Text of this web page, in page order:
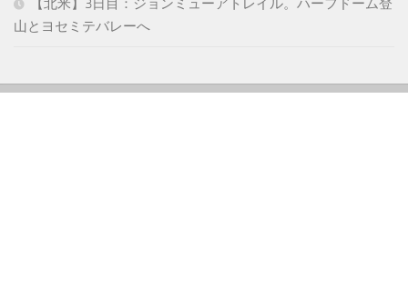
【北米】3日目：ジョンミューアトレイル。ハーフドーム登
山とヨセミテバレーへ